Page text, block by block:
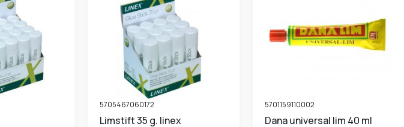
5705467060172
Limstift 35 g. linex
5701159110002
Dana universal lim 40 ml